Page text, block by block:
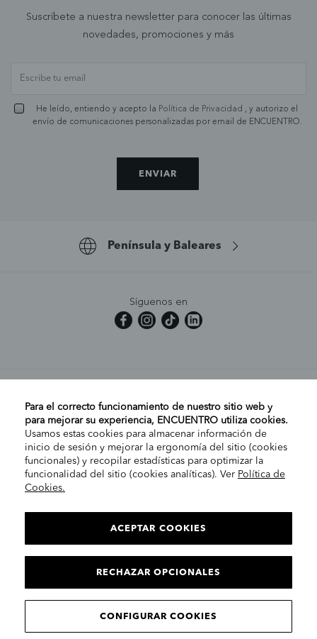
Suscríbete a nuestra newsletter para conocer las últimas
novedades, promociones y más
He leído, entiendo y acepto la Política de Privacidad , y autorizo el
envío de comunicaciones personalizadas por email de ENCUENTRO.
ENVIAR
Península y Baleares
Síguenos en
MI CUENTA
AYUDA
EMPRESA
INFORMACIÓN LEGAL
© 2025 Encuentro Moda. Todos los derechos reservados.
Para el correcto funcionamiento de nuestro sitio web y
para mejorar su experiencia, ENCUENTRO utiliza cookies.
Usamos estas cookies para almacenar información de
inicio de sesión y mejorar la ergonomía del sitio (cookies
funcionales) y recopilar estadísticas para optimizar la
funcionalidad del sitio (cookies analíticas). Ver Política de
Cookies.
ACEPTAR COOKIES
RECHAZAR OPCIONALES
CONFIGURAR COOKIES